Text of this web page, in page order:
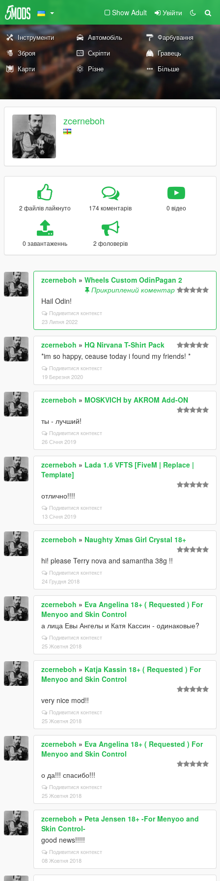
Show Adult Увійти
Інструменти Автомобіль
Фарбування
Зброя
Скріпти
Гравець
Карти
Різне Більше
zcerneboh
2 файлів лайкнуто 174 коментарів 0 відео
0 завантаженнь 2 фоловерів
zcerneboh » Wheels Custom OdinPagan 2
Прикриплений коментар
Hail Odin!
Подивитися контекст
23 Липня 2022
zcerneboh » HQ Nirvana T-Shirt Pack
*im so happy, ceause today i found my friends! *
Подивитися контекст
19 Березня 2020
zcerneboh » MOSKVICH by AKROM Add-ON
ты - лучший!
Подивитися контекст
26 Січня 2019
zcerneboh » Lada 1.6 VFTS [FiveM | Replace |
Template]
отлично!!!!
Подивитися контекст
13 Січня 2019
zcerneboh » Naughty Xmas Girl Crystal 18+
hi! please Terry nova and samantha 38g !!
Подивитися контекст
24 Грудня 2018
zcerneboh » Eva Angelina 18+ ( Requested ) For
Menyoo and Skin Control
а лица Евы Ангелы и Катя Кассин - одинаковые?
Подивитися контекст
25 Жовтня 2018
zcerneboh » Katja Kassin 18+ ( Requested ) For
Menyoo and Skin Control
very nice mod!!
Подивитися контекст
25 Жовтня 2018
zcerneboh » Eva Angelina 18+ ( Requested ) For
Menyoo and Skin Control
о да!!! спасибо!!!
Подивитися контекст
25 Жовтня 2018
zcerneboh » Peta Jensen 18+ -For Menyoo and
Skin Control-
good news!!!!!
Подивитися контекст
08 Жовтня 2018